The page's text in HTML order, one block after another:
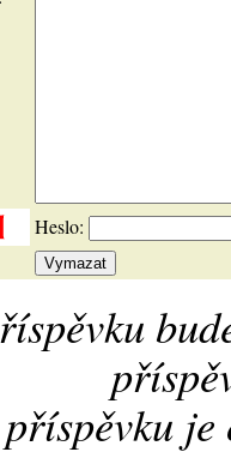
Heslo:
je